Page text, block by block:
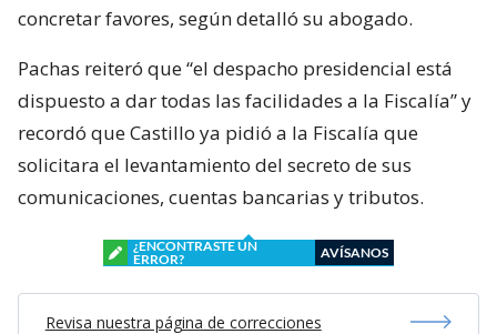
concretar favores, según detalló su abogado.
Pachas reiteró que “el despacho presidencial está
dispuesto a dar todas las facilidades a la Fiscalía” y
recordó que Castillo ya pidió a la Fiscalía que
solicitara el levantamiento del secreto de sus
comunicaciones, cuentas bancarias y tributos.
¿ENCONTRASTE UN
ERROR?
AVÍSANOS
Revisa nuestra página de correcciones